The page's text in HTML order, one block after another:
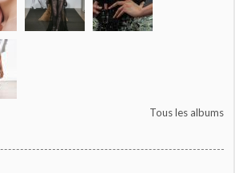
Tous les albums